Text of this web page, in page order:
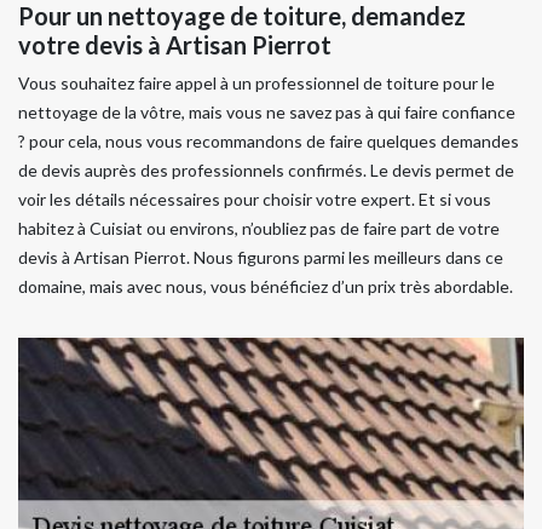
Pour un nettoyage de toiture, demandez
votre devis à Artisan Pierrot
Vous souhaitez faire appel à un professionnel de toiture pour le
nettoyage de la vôtre, mais vous ne savez pas à qui faire confiance
? pour cela, nous vous recommandons de faire quelques demandes
de devis auprès des professionnels confirmés. Le devis permet de
voir les détails nécessaires pour choisir votre expert. Et si vous
habitez à Cuisiat ou environs, n’oubliez pas de faire part de votre
devis à Artisan Pierrot. Nous figurons parmi les meilleurs dans ce
domaine, mais avec nous, vous bénéficiez d’un prix très abordable.